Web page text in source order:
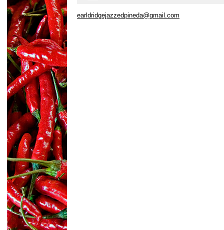
earldridgejazzedpineda@gmail.com